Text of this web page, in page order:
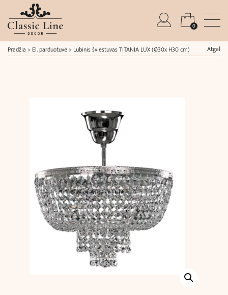
0
Pradžia > El. parduotuvė> Lubinis šviestuvas TITANIA LUX (Ø30x H30 cm) Atgal